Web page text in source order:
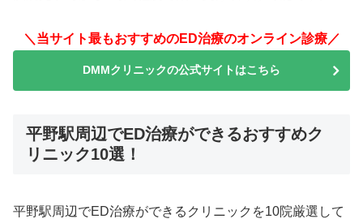
＼当サイト最もおすすめのED治療のオンライン診療／
DMMクリニックの公式サイトはこちら
平野駅周辺でED治療ができるおすすめク
リニック10選！
平野駅周辺でED治療ができるクリニックを10院厳選して